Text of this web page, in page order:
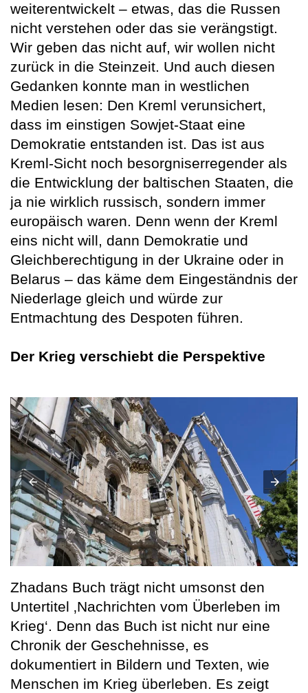
weiterentwickelt – etwas, das die Russen
nicht verstehen oder das sie verängstigt.
Wir geben das nicht auf, wir wollen nicht
zurück in die Steinzeit. Und auch diesen
Gedanken konnte man in westlichen
Medien lesen: Den Kreml verunsichert,
dass im einstigen Sowjet-Staat eine
Demokratie entstanden ist. Das ist aus
Kreml-Sicht noch besorgniserregender als
die Entwicklung der baltischen Staaten, die
ja nie wirklich russisch, sondern immer
europäisch waren. Denn wenn der Kreml
eins nicht will, dann Demokratie und
Gleichberechtigung in der Ukraine oder in
Belarus – das käme dem Eingeständnis der
Niederlage gleich und würde zur
Entmachtung des Despoten führen.
Der Krieg verschiebt die Perspektive
Zhadans Buch trägt nicht umsonst den
Untertitel ‚Nachrichten vom Überleben im
Krieg‘. Denn das Buch ist nicht nur eine
Chronik der Geschehnisse, es
dokumentiert in Bildern und Texten, wie
Menschen im Krieg überleben. Es zeigt